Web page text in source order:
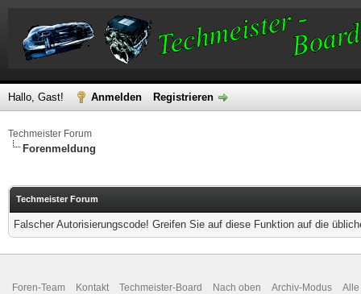
Hallo, Gast! Anmelden Registrieren
Techmeister Forum
Forenmeldung
Techmeister Forum
Falscher Autorisierungscode! Greifen Sie auf diese Funktion auf die
Foren-Team Kontakt Techmeister-Board Nach oben Archiv-Modus Alle